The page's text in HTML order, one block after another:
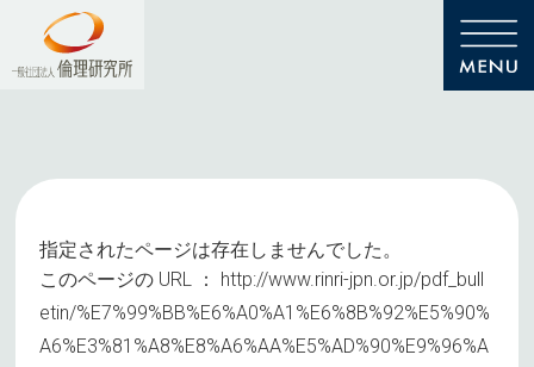
指定されたページは存在しませんでした。
このページの URL ： http://www.rinri-jpn.or.jp/pdf_bull
etin/%E7%99%BB%E6%A0%A1%E6%8B%92%E5%90%
A6%E3%81%A8%E8%A6%AA%E5%AD%90%E9%96%A